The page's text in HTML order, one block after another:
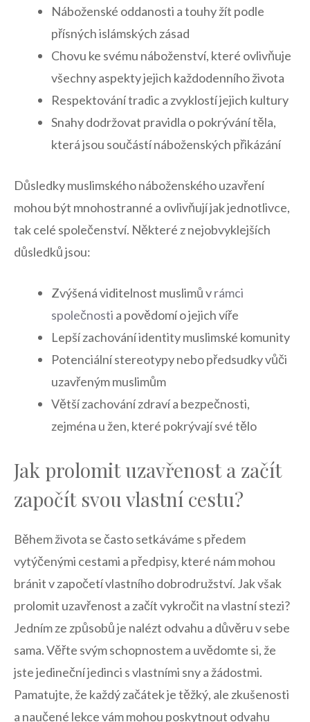
Náboženské⁣ oddanosti a touhy žít⁤ podle
přísných⁣ islámských zásad
Chovu ke svému ‍náboženství, které ovlivňuje
⁤všechny aspekty jejich každodenního‍ života
Respektování tradic ​a zvyklostí‍ jejich kultury
Snahy dodržovat pravidla ⁣o ⁣pokrývání těla,
která jsou ⁢součástí náboženských přikázání
Důsledky ⁣muslimského náboženského uzavření
mohou být mnohostranné a ovlivňují jak ⁣jednotlivce,
tak celé ⁤společenství. Některé z‍ nejobvyklejších⁣
důsledků ​jsou:
Zvýšená viditelnost ⁤muslimů vrámci
společnosti a povědomí ⁢o jejich víře
Lepší ⁢zachování identity ‍muslimské ⁤komunity
Potenciální ‍stereotypy⁣ nebo předsudky vůči‍
uzavřeným⁣ muslimům
Větší zachování zdraví a bezpečnosti,
zejména ⁣u žen, které pokrývají své tělo
Jak prolomit uzavřenost⁤ a začít
započít svou vlastní⁢ cestu?
Během života ‍se často setkáváme s předem
vytýčenými cestami a předpisy, které nám mohou‌
bránit v ‌započetí ⁣vlastního dobrodružství.⁣ Jak však
prolomit uzavřenost a ⁢začít⁣ vykročit na⁢ vlastní stezi?
Jedním ze způsobů⁤ je​ nalézt odvahu a důvěru v ‌sebe
sama. Věřte svým‌ schopnostem a uvědomte si, že⁤
jste jedineční jedinci s vlastními sny a žádostmi.⁢
Pamatujte, že každý začátek je těžký, ale zkušenosti
a naučené lekce vám mohou poskytnout odvahu